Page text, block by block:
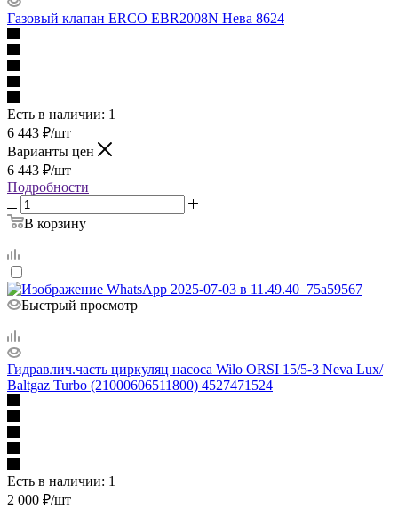
Газовый клапан ERCO EBR2008N Нева 8624
Есть в наличии: 1
6 443 ₽/шт
Варианты цен
6 443 ₽/шт
Подробности
В корзину
Быстрый просмотр
Гидравлич.часть циркуляц насоса Wilo ORSI 15/5-3 Neva Lux/
Baltgaz Turbo (21000606511800) 4527471524
Есть в наличии: 1
2 000 ₽/шт